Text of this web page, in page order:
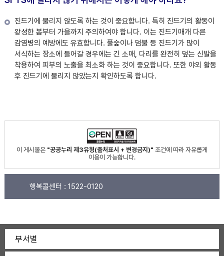
진드기에 물리지 않도록 하는 것이 중요합니다. 특히 진드기의 활동이
왕성한 봄부터 가을까지 주의하여야 합니다. 이는 진드기매개 다른
감염병의 예방에도 유효합니다. 풀숲이나 덤불 등 진드기가 많이
서식하는 장소에 들어갈 경우에는 긴 소매, 다리를 완전히 덮는 신발을
착용하여 피부의 노출을 최소화 하는 것이 중요합니다. 또한 야외 활동
후 진드기에 물리지 않았는지 확인하도록 합니다.
이 게시물은 "공공누리 제3유형(출처표시 + 변경금지)" 조건에 따라 자유롭게
이용이 가능합니다.
행복콜센터 : 1522-0120
부서별